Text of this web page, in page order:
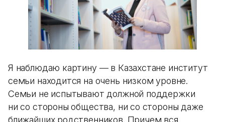
Я наблюдаю картину — в Казахстане институт
семьи находится на очень низком уровне.
Семьи не испытывают должной поддержки
ни со стороны общества, ни со стороны даже
ближайших родственников. Причем вся